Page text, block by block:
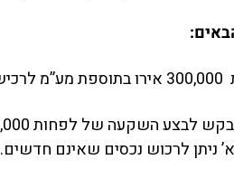
א’ ניתן לרכוש נכסים שאינם חדשים.